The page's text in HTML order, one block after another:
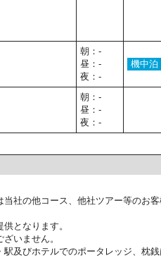
朝：-
昼：-
夜：-
機中泊
朝：-
昼：-
夜：-
社の他コース、他社ツアー等のお
となります。
いません。
及びホテルでのポータレッジ、枕銭